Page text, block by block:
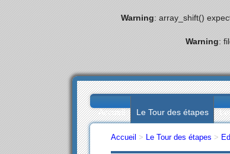
Warning: array_shift()
Warning:
Accueil Le Tour des étapes
Accueil > Le Tour des étapes >